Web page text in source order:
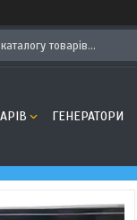
ГЕНЕРАТОРИ